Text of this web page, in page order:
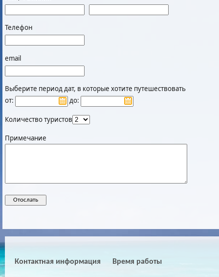
Телефон
email
Выберите период дат, в которые хотите путешествовать
от:
до:
Количество туристов
Примечание
Контактная информация Время работы